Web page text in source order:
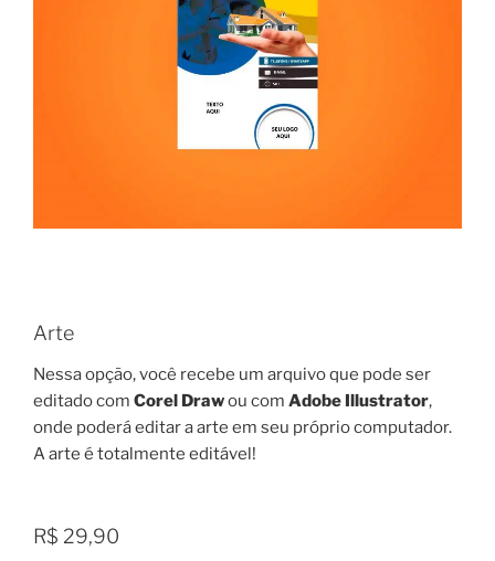
Arte
Nessa opção, você recebe um arquivo que pode ser
editado com Corel Drawou com Adobe Illustrator,
onde poderá editar a arte em seu próprio computador.
A arte é totalmente editável!
R$ 29,90